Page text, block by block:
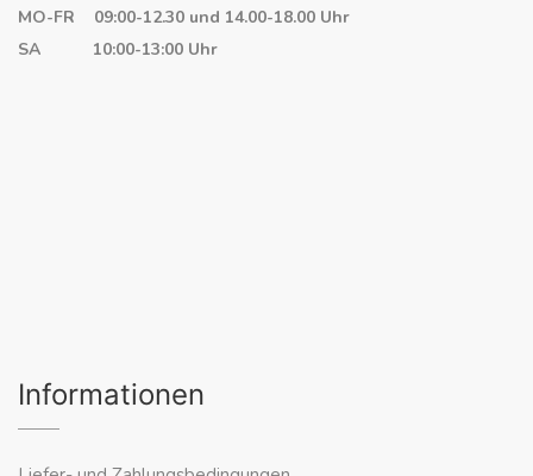
MO-FR 09:00-12.30 und 14.00-18.00 Uhr
SA 10:00-13:00 Uhr
Informationen